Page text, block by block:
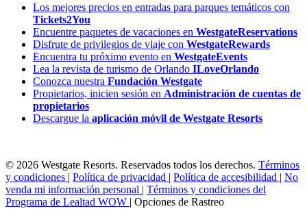
Los mejores precios en entradas para parques temáticos con
Tickets2You
Encuentre paquetes de vacaciones en WestgateReservations
Disfrute de privilegios de viaje con WestgateRewards
Encuentra tu próximo evento en WestgateEvents
Lea la revista de turismo de Orlando ILoveOrlando
Conozca nuestra Fundación Westgate
Propietarios, inicien sesión en Administración de cuentas de
propietarios
Descargue la aplicación móvil de Westgate Resorts
© 2026 Westgate Resorts. Reservados todos los derechos. Términos
y condiciones | Política de privacidad | Política de accesibilidad | No
venda mi información personal | Términos y condiciones del
Programa de Lealtad WOW | Opciones de Rastreo